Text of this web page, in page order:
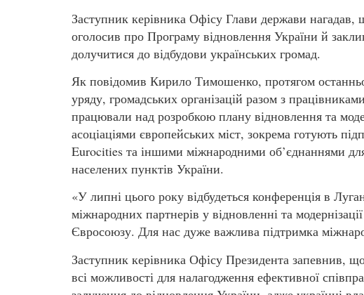
Заступник керівника Офісу Глави держави
оголосив про Програму відновлення України й
долучитися до відбудови українських громад.
Як повідомив Кирило Тимошенко, протягом
уряду, громадських організацій разом з
працювали над розробкою плану відновлення та
асоціаціями європейських міст, зокрема готують
Eurocities та іншими міжнародними об’єднаннями
населених пунктів України.
«У липні цього року відбудеться конференція в
міжнародних партнерів у відновленні та
Євросоюзу. Для нас дуже важлива підтримка
Заступник керівника Офісу Президента запевнив,
всі можливості для налагодження ефективної